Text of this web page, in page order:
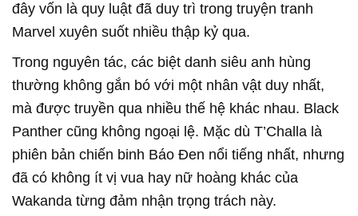
đây vốn là quy luật đã duy trì trong truyện tranh
Marvel xuyên suốt nhiều thập kỷ qua.
Trong nguyên tác, các biệt danh siêu anh hùng
thường không gắn bó với một nhân vật duy nhất,
mà được truyền qua nhiều thế hệ khác nhau. Black
Panther cũng không ngoại lệ. Mặc dù T’Challa là
phiên bản chiến binh Báo Đen nổi tiếng nhất, nhưng
đã có không ít vị vua hay nữ hoàng khác của
Wakanda từng đảm nhận trọng trách này.